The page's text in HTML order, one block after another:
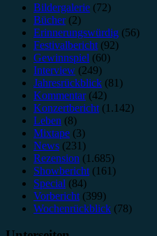
Bildergalerie (72)
Bücher(2)
Erinnerungswürdig (56)
Festivalbericht (92)
Gewinnspiel (60)
Interview (249)
Jahresrückblick (81)
Kommentar(42)
Konzertbericht (1.142)
Leben (8)
Mixtape (3)
News (231)
Rezension (1.685)
Showbericht (161)
Special (84)
Vorbericht (399)
Wochenrückblick (78)